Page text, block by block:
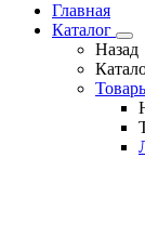
Главная
Каталог
Назад